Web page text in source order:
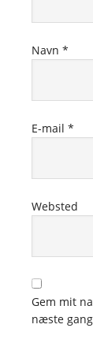
Navn *
E-mail *
Websted
Gem mit
næste